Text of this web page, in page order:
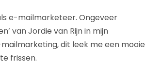
e-mailmarketeer. Ongeveer
van Jordie van Rijn in mijn
dit leek me een mooie
frissen.